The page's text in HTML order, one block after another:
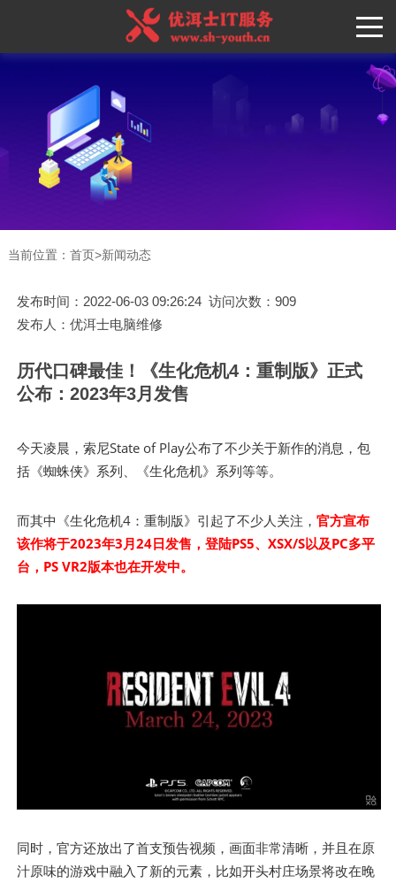
当前位置： 首页>新闻动态
发布时间：2022-06-03 09:26:24 访问次数：909
发布人：优洱士电脑维修
历代口碑最佳！《生化危机4：重制版》正式
公布：2023年3月发售
今天凌晨，索尼State of Play公布了不少关于新作的消息，包
括《蜘蛛侠》系列、《生化危机》系列等等。
而其中《生化危机4：重制版》引起了不少人关注， 官方宣布
该作将于2023年3月24日发售，登陆PS5、XSX/S以及PC多平
台，PS VR2版本也在开发中。
同时，官方还放出了首支预告视频，画面非常清晰，并且在原
汁原味的游戏中融入了新的元素，比如开头村庄场景将改在晚